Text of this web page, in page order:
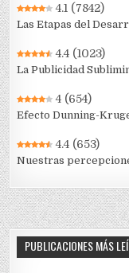
4.1 (7842)
Las Etapas del
4.4 (1023)
La Publicidad
4 (654)
Efecto Dunning-
4.4 (653)
Nuestras
PUBLICACIONES MÁS